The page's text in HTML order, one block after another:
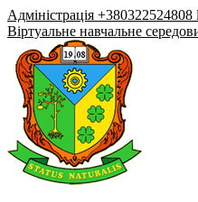
Адміністрація +380322524808
Віртуальне навчальне